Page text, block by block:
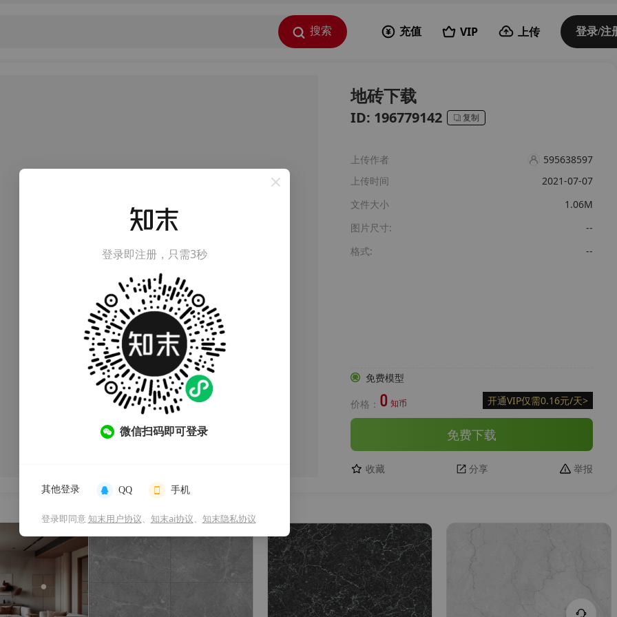
充值 VIP 上传 登录/注
搜索
地砖下载
ID: 196779142 复制
上传作者
595638597
上传时间
2021-07-07
文件大小
1.06M
图片尺寸:
--
格式: --
免费模型
价格： 0 知币 开通VIP仅需0.16元/天>
免费下载
收藏 分享 举报
登录即注册，只需3秒
微信扫码即可登录
其他登录 QQ 手机
登录即同意 知末用户协议、 知末ai协议、 知末隐私协议